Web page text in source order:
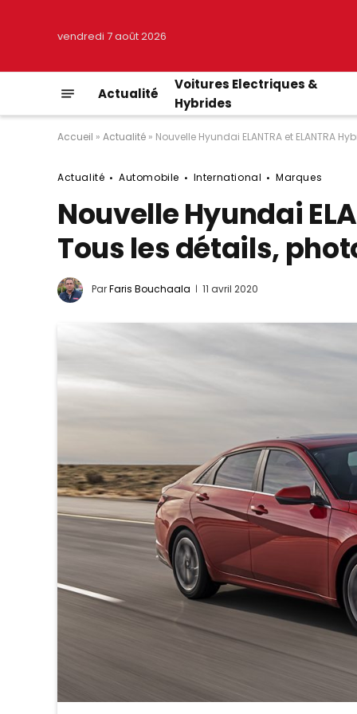
vendredi 7 août 2026
Actualité
Voitures Electriques &
Hybrides
Accueil » Actualité » Nouvelle Hyundai ELANTRA et ELANTRA
Actualité Automobile International Marques
Nouvelle Hyundai
Tous les détails,
ParFaris Bouchaala 11 avril 2020